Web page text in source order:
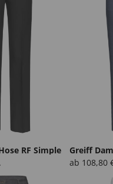
RF Simple
Greiff
ab 108,80